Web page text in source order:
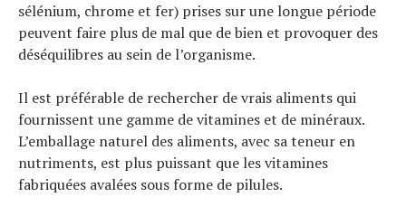
sélénium, chrome et fer) prises sur une longue période
peuvent faire plus de mal que de bien et provoquer des
déséquilibres au sein de l’organisme.
Il est préférable de rechercher de vrais aliments qui
fournissent une gamme de vitamines et de minéraux.
L’emballage naturel des aliments, avec sa teneur en
nutriments, est plus puissant que les vitamines
fabriquées avalées sous forme de pilules.